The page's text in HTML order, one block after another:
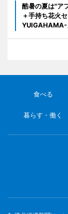
酷暑の夏は"ア
＋手持ち花火
YUIGAHAMA-
食べる
暮らす・働く